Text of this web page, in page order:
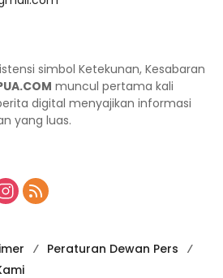
simbol Ketekunan, Kesabaran
muncul pertama kali
digital menyajikan informasi
yang luas.
Peraturan Dewan Pers